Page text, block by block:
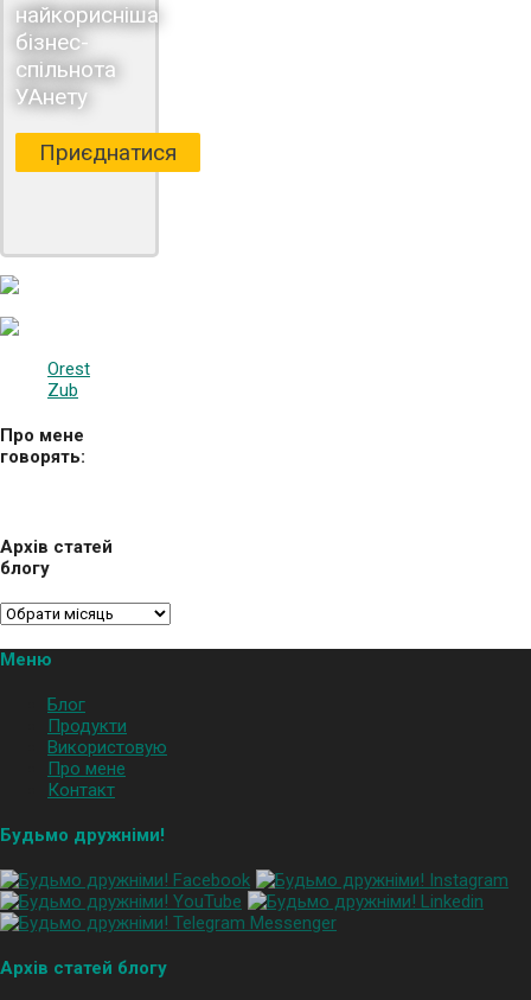
найкорисніша
бізнес-
спільнота
УАнету
Приєднатися
Orest
Zub
Про мене
говорять:
Архів статей
блогу
Меню
Блог
Продукти
Використовую
Про мене
Контакт
Будьмо дружніми!
Архів статей блогу